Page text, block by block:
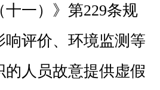
十一）》第229条规
响评价、环境监测等
人员故意提供虚假